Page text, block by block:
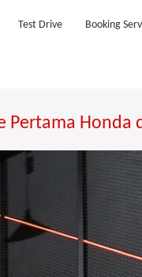
Test Drive Booking
Pertama Honda